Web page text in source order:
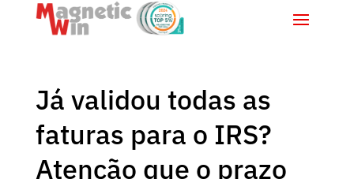
Já validou todas as
faturas para o IRS?
Atenção que o prazo